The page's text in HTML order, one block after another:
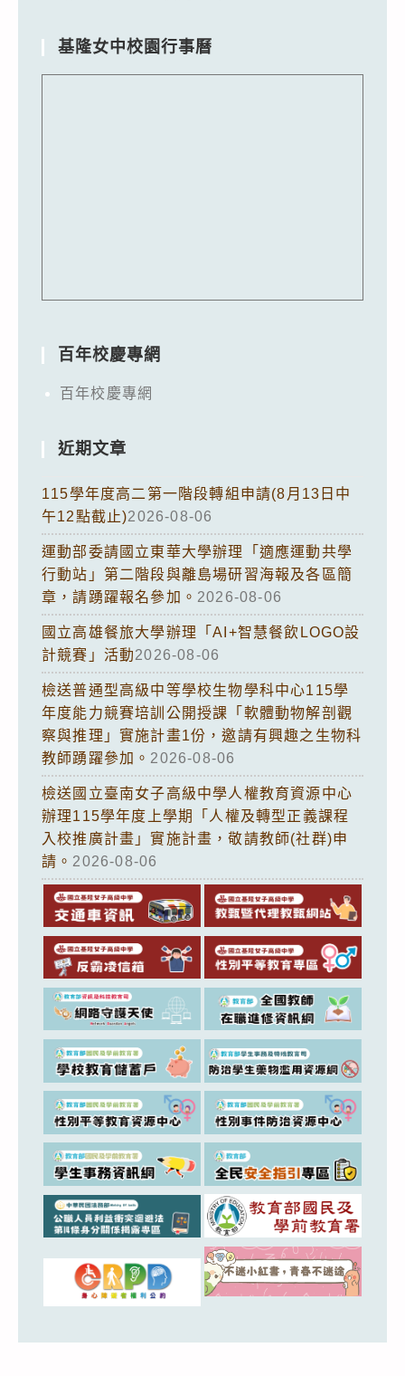
基隆女中校園行事曆
百年校慶專網
百年校慶專網
近期文章
115學年度高二第一階段轉組申請(8月13日中
午12點截止)2026-08-06
運動部委請國立東華大學辦理「適應運動共學
行動站」第二階段與離島場研習海報及各區簡
章，請踴躍報名參加。 2026-08-06
國立高雄餐旅大學辦理「AI+智慧餐飲LOGO設
計競賽」活動2026-08-06
檢送普通型高級中等學校生物學科中心115學
年度能力競賽培訓公開授課「軟體動物解剖觀
察與推理」實施計畫1份，邀請有興趣之生物科
教師踴躍參加。 2026-08-06
檢送國立臺南女子高級中學人權教育資源中心
辦理115學年度上學期「人權及轉型正義課程
入校推廣計畫」實施計畫，敬請教師(社群)申
請。 2026-08-06